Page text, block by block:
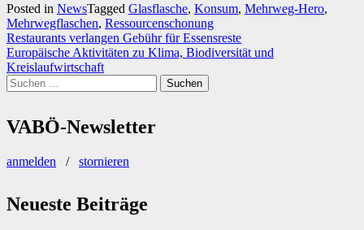
Posted in NewsTagged Glasflasche, Konsum, Mehrweg-Hero,
Mehrwegflaschen, Ressourcenschonung
Beitragsnavigation
Restaurants verlangen Gebühr für Essensreste
Europäische Aktivitäten zu Klima, Biodiversität und
Kreislaufwirtschaft
Suchen
nach:
VABÖ-Newsletter
anmelden / stornieren
Neueste Beiträge